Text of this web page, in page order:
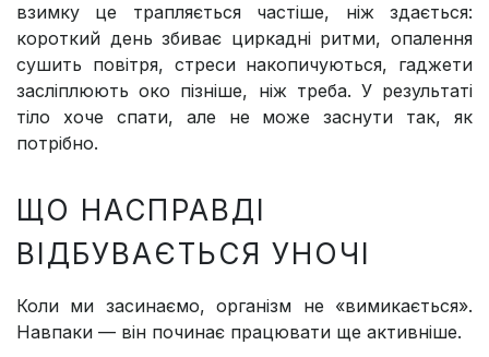
взимку це трапляється частіше, ніж здається:
короткий день збиває циркадні ритми, опалення
сушить повітря, стреси накопичуються, гаджети
засліплюють око пізніше, ніж треба. У результаті
тіло хоче спати, але не може заснути так, як
потрібно.
ЩО НАСПРАВДІ
ВІДБУВАЄТЬСЯ УНОЧІ
Коли ми засинаємо, організм не «вимикається».
Навпаки — він починає працювати ще активніше.